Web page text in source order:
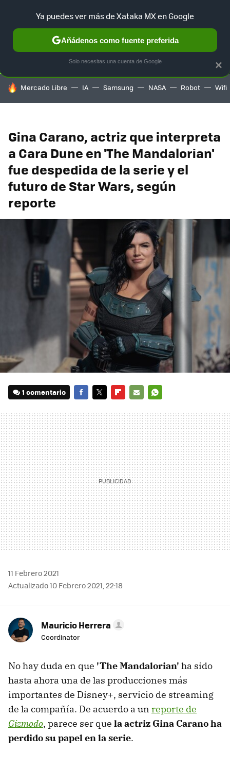
SELECCIÓN GAMING HOME AUTO TERRITORIO
HOY SE HABLA DE
Mercado Libre IA Samsung NASA Robot Wifi
Gina Carano, actriz que interpreta
a Cara Dune en 'The Mandalorian'
fue despedida de la serie y el
futuro de Star Wars, según
reporte
1 comentario
MAIL
11 Febrero 2021
Actualizado 10 Febrero 2021, 22:18
Mauricio Herrera
Coordinator
No hay duda en que 'The Mandalorian' ha sido
hasta ahora una de las producciones más
importantes de Disney+, servicio de streaming
de la compañía. De acuerdo a un reporte de
Gizmodo, parece ser que la actriz Gina Carano ha
perdido su papel en la serie.
×
Ya puedes ver más de Xataka MX en Google
Añádenos como fuente preferida
Solo necesitas una cuenta de Google